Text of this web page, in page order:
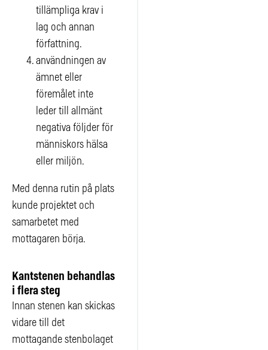
tillämpliga krav i
lag och annan
författning.
användningen av
ämnet eller
föremålet inte
leder till allmänt
negativa följder för
människors hälsa
eller miljön.
Med denna rutin på plats
kunde projektet och
samarbetet med
mottagaren börja.
Kantstenen behandlas
i flera steg
Innan stenen kan skickas
vidare till det
mottagande stenbolaget